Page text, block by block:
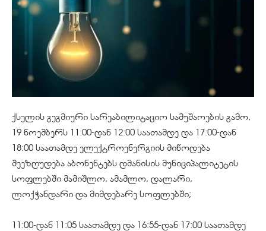
ქსელის გეგმიური სარეაბილიტაციო სამუშაოების გამო,
19 ნოემბერს 11:00-დან 12:00 საათამდე და 17:00-დან
18:00 საათამდე ელექტროენერგიის მიწოდება
შეეზღუდება აბონენტებს დმანისის მუნიციპალიტეტის
სოფლებში მამიშლო, ამამლო, დალარი,
ლოქჭანდარი და მიმდებარე სოფლებში;
11:00-დან 11:05 საათამდე და 16:55-დან 17:00 საათამდე